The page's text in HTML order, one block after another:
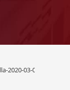
2020-03-06-18.26.21-